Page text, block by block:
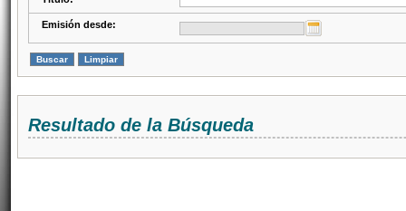
Emisión desde:
Resultado de la Búsqueda